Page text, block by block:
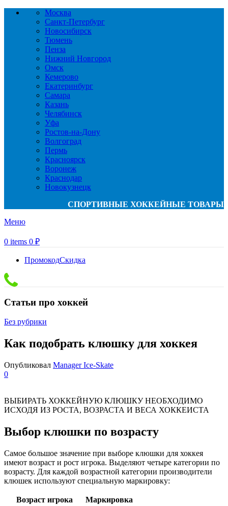
Москва
Санкт-Петербург
Новосибирск
Тюмень
Пенза
Нижний Новгород
Омск
Кемерово
Екатеринбург
Самара
Казань
Челябинск
Уфа
Ростов-на-Дону
Волгоград
Пермь
Красноярск
Воронеж
Краснодар
Новокузнецк
СПОРТИВНЫЕ ХОККЕЙНЫЕ ТОВАРЫ
Меню
0 items 0 ₽
ПромокодСкидка
Статьи про хоккей
Без рубрики
Как подобрать клюшку для хоккея
Опубликовал Manager Ice-Skate
0
ВЫБИРАТЬ ХОККЕЙНУЮ КЛЮШКУ НЕОБХОДИМО
ИСХОДЯ ИЗ РОСТА, ВОЗРАСТА И ВЕСА ХОККЕИСТА
Выбор клюшки по возрасту
Самое большое значение при выборе клюшки для хоккея
имеют возраст и рост игрока. Выделяют четыре категории по
возрасту. Для каждой возрастной категории производители
клюшек используют специальную маркировку:
Возраст игрока
Маркировка